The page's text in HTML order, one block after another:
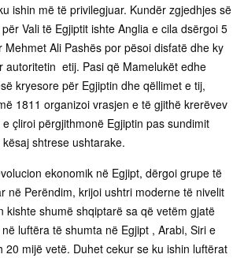
ishin më të privilegjuar. Kundër zgjedhjes së
Vali të Egjiptit ishte Anglia e cila dsërgoi 5
Mehmet Ali Pashës por pësoi disfatë dhe ky
autoritetin etij. Pasi që Mamelukët edhe
kryesore për Egjiptin dhe qëllimet e tij,
1811 organizoi vrasjen e të gjithë krerëvev
çliroi përgjithmonë Egjiptin pas sundimit
shtrese ushtarake.
ekonomik në Egjipt, dërgoi grupe të
në Perëndim, krijoi ushtri moderne të nivelit
kishte shumë shqiptarë sa që vetëm gjatë
luftëra të shumta në Egjipt , Arabi, Siri e
20 mijë vetë. Duhet cekur se ku ishin luftërat